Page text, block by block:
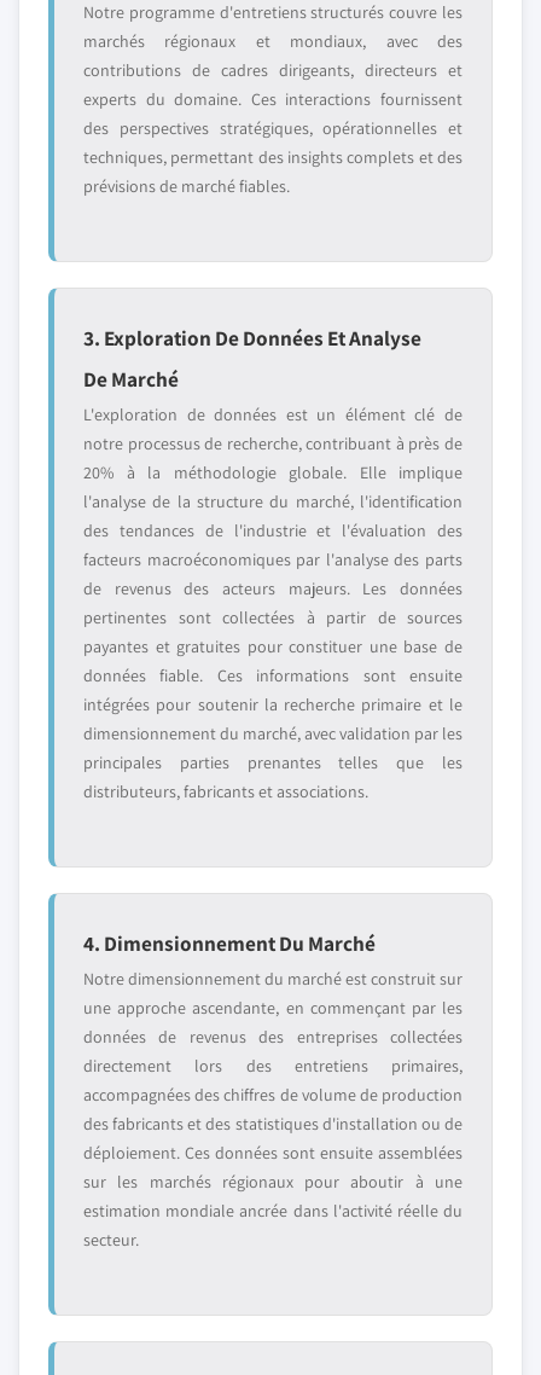
Notre programme d'entretiens structurés couvre les
marchés régionaux et mondiaux, avec des
contributions de cadres dirigeants, directeurs et
experts du domaine. Ces interactions fournissent
des perspectives stratégiques, opérationnelles et
techniques, permettant des insights complets et des
prévisions de marché fiables.
3. Exploration De Données Et Analyse
De Marché
L'exploration de données est un élément clé de
notre processus de recherche, contribuant à près de
20% à la méthodologie globale. Elle implique
l'analyse de la structure du marché, l'identification
des tendances de l'industrie et l'évaluation des
facteurs macroéconomiques par l'analyse des parts
de revenus des acteurs majeurs. Les données
pertinentes sont collectées à partir de sources
payantes et gratuites pour constituer une base de
données fiable. Ces informations sont ensuite
intégrées pour soutenir la recherche primaire et le
dimensionnement du marché, avec validation par les
principales parties prenantes telles que les
distributeurs, fabricants et associations.
4. Dimensionnement Du Marché
Notre dimensionnement du marché est construit sur
une approche ascendante, en commençant par les
données de revenus des entreprises collectées
directement lors des entretiens primaires,
accompagnées des chiffres de volume de production
des fabricants et des statistiques d'installation ou de
déploiement. Ces données sont ensuite assemblées
sur les marchés régionaux pour aboutir à une
estimation mondiale ancrée dans l'activité réelle du
secteur.